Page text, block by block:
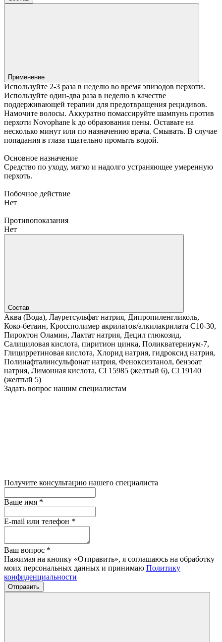
Применение
Используйте 2-3 раза в неделю во время эпизодов перхоти.
Используйте один-два раза в неделю в качестве
поддерживающей терапии для предотвращения рецидивов.
Намочите волосы. Аккуратно помассируйте шампунь против
перхоти Novophane k до образования пены. Оставьте на
несколько минут или по назначению врача. Смывать. В случае
попадания в глаза тщательно промыть водой.
Основное назначение
Средство по уходу, мягко и надолго устраняющее умеренную
перхоть.
Побочное действие
Нет
Противопоказания
Нет
Состав
Аква (Вода), Лауретсульфат натрия, Дипропиленгликоль,
Коко-бетаин, Кроссполимер акрилатов/алкилакрилата C10-30,
Пироктон Оламин, Лактат натрия, Децил глюкозид,
Салициловая кислота, пиритион цинка, Поликватерниум-7,
Глицирретиновая кислота, Хлорид натрия, гидроксид натрия,
Полинафталинсульфонат натрия, Феноксиэтанол, бензоат
натрия, Лимонная кислота, CI 15985 (желтый 6), CI 19140
(желтый 5)
Задать вопрос нашим специалистам
Получите консультацию нашего специалиста
Ваше имя *
E-mail или телефон *
Ваш вопрос *
Нажимая на кнопку «Отправить», я соглашаюсь на обработку
моих персональных данных и принимаю Политику
конфиденциальности
Отправить